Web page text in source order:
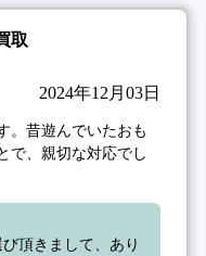
取
2024年12月03日
。昔遊んでいたおも
で、親切な対応でし
頂きまして、あり